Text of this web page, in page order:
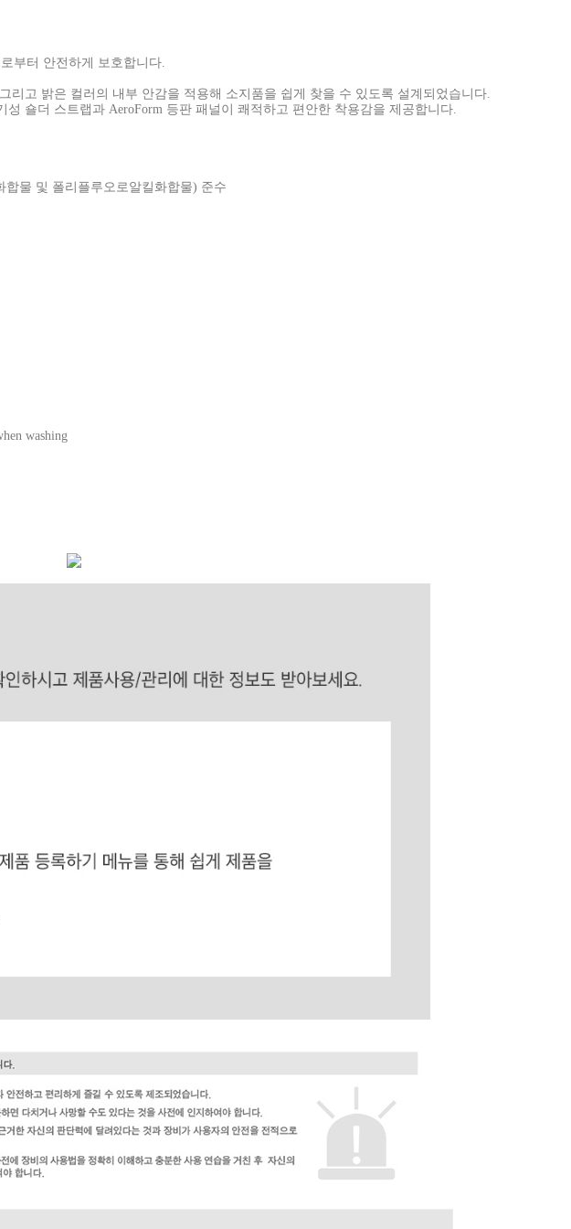
부터 안전하게 보호합니다.
고 밝은 컬러의 내부 안감을 적용해 소지품을 쉽게 찾을 수 있도록 설계되었습니다.
숄더 스트랩과 AeroForm 등판 패널이 쾌적하고 편안한 착용감을 제공합니다.
합물 및 폴리플루오로알킬화합물) 준수
washing